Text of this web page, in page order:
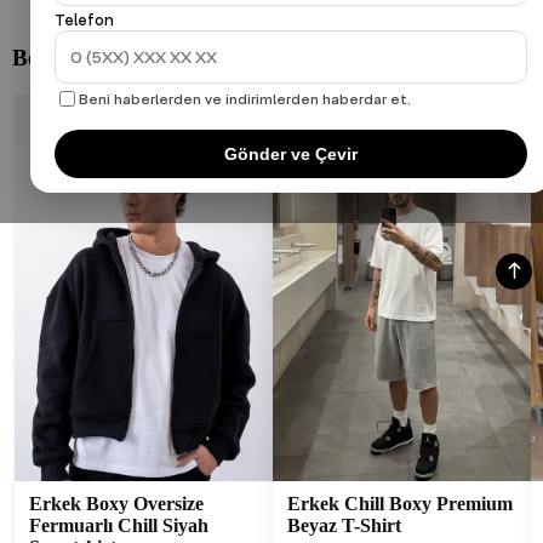
Telefon
Beni haberlerden ve indirimlerden haberdar et.
Gönder ve Çevir